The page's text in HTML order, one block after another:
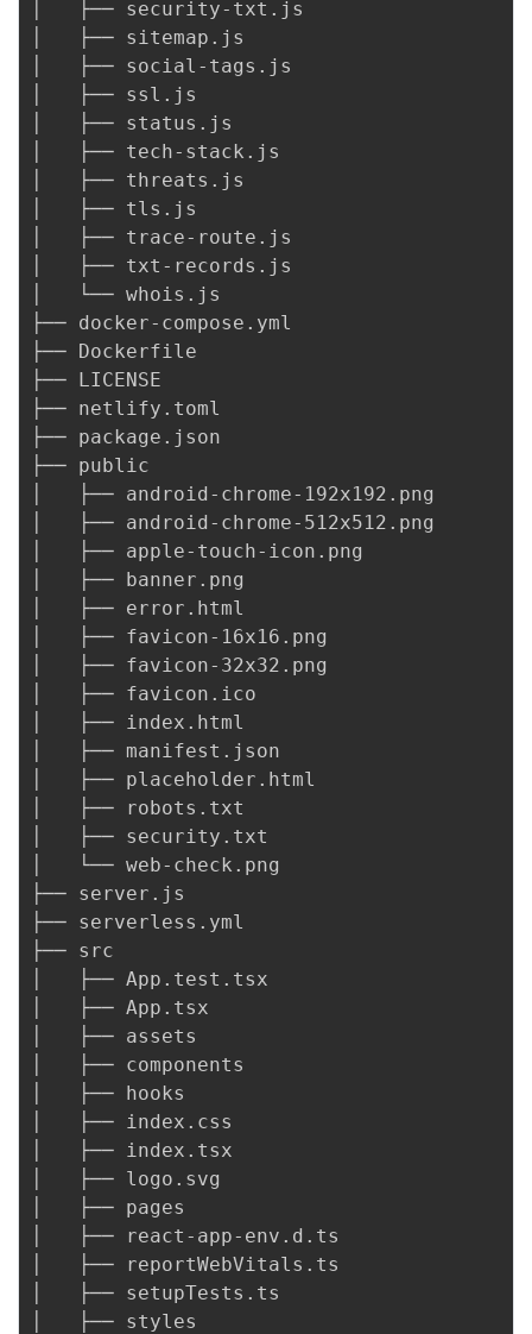
│   ├── security-txt.js
│   ├── sitemap.js
│   ├── social-tags.js
│   ├── ssl.js
│   ├── status.js
│   ├── tech-stack.js
│   ├── threats.js
│   ├── tls.js
│   ├── trace-route.js
│   ├── txt-records.js
│   └── whois.js
├── docker-compose.yml
├── Dockerfile
├── LICENSE
├── netlify.toml
├── package.json
├── public
│   ├── android-chrome-192x192.png
│   ├── android-chrome-512x512.png
│   ├── apple-touch-icon.png
│   ├── banner.png
│   ├── error.html
│   ├── favicon-16x16.png
│   ├── favicon-32x32.png
│   ├── favicon.ico
│   ├── index.html
│   ├── manifest.json
│   ├── placeholder.html
│   ├── robots.txt
│   ├── security.txt
│   └── web-check.png
├── server.js
├── serverless.yml
├── src
│   ├── App.test.tsx
│   ├── App.tsx
│   ├── assets
│   ├── components
│   ├── hooks
│   ├── index.css
│   ├── index.tsx
│   ├── logo.svg
│   ├── pages
│   ├── react-app-env.d.ts
│   ├── reportWebVitals.ts
│   ├── setupTests.ts
│   ├── styles